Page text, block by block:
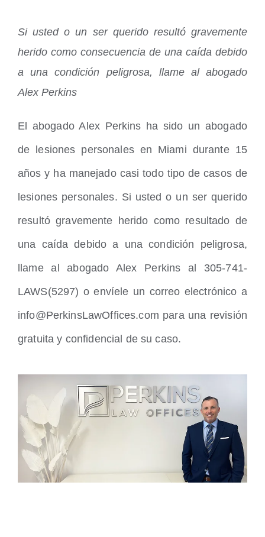
Si usted o un ser querido resultó gravemente
herido como consecuencia de una caída debido
a una condición peligrosa, llame al abogado
Alex Perkins
El abogado Alex Perkins ha sido un abogado
de lesiones personales en Miami durante 15
años y ha manejado casi todo tipo de casos de
lesiones personales. Si usted o un ser querido
resultó gravemente herido como resultado de
una caída debido a una condición peligrosa,
llame al abogado Alex Perkins al 305-741-
LAWS(5297) o envíele un correo electrónico a
info@PerkinsLawOffices.com para una revisión
gratuita y confidencial de su caso.